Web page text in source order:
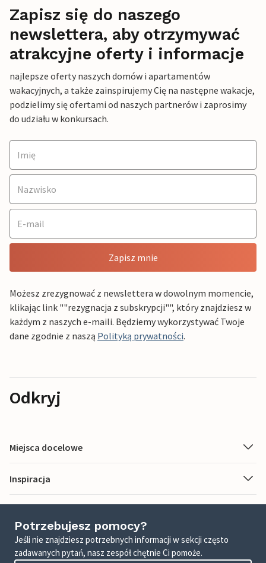
Zapisz się do naszego
newslettera, aby otrzymywać
atrakcyjne oferty i informacje
najlepsze oferty naszych domów i apartamentów
wakacyjnych, a także zainspirujemy Cię na następne wakacje,
podzielimy się ofertami od naszych partnerów i zaprosimy
do udziału w konkursach.
Zapisz mnie
Możesz zrezygnować z newslettera w dowolnym momencie,
klikając link ""rezygnacja z subskrypcji"", który znajdziesz w
każdym z naszych e-maili. Będziemy wykorzystywać Twoje
dane zgodnie z naszą Polityką prywatności.
Odkryj
Miejsca docelowe
Inspiracja
Potrzebujesz pomocy?
Jeśli nie znajdziesz potrzebnych informacji w sekcji często
zadawanych pytań, nasz zespół chętnie Ci pomoże.